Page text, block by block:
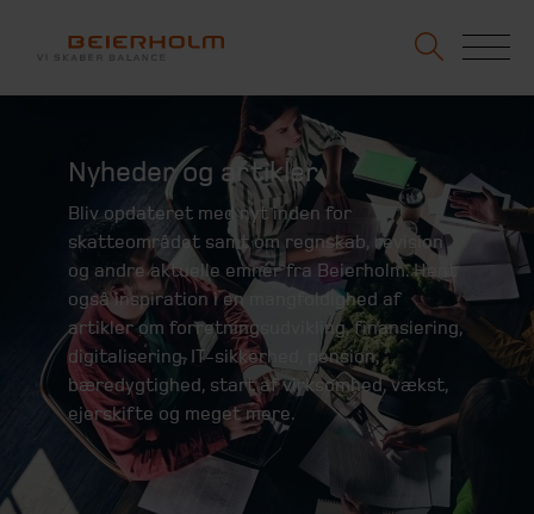
Nyheder og artikler
Bliv opdateret med nyt inden for
skatteområdet samt om regnskab, revision
og andre aktuelle emner fra Beierholm. Hent
også inspiration i en mangfoldighed af
artikler om forretningsudvikling, finansiering,
digitalisering, IT-sikkerhed, pension,
bæredygtighed, start af virksomhed, vækst,
ejerskifte og meget mere.